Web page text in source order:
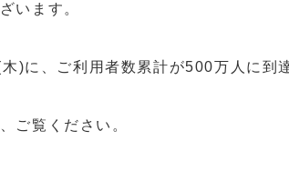
います。
)に、ご利用者数累計が500万人に到
ご覧ください。